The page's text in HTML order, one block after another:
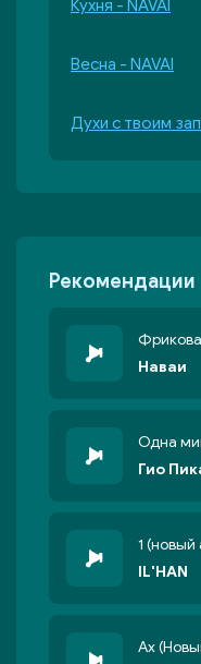
Кухня - NAVAI
Весна - NAVAI
Духи с твоим
Рекомендации
Наваи
Гио
1
IL'HAN
Ах